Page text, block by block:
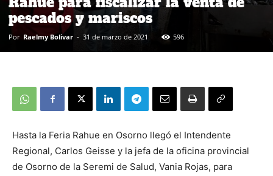
pescados y mariscos
Por Raelmy Bolivar - 31 de marzo de 2021 596
Hasta la Feria Rahue en Osorno llegó el Intendente
Regional, Carlos Geisse y la jefa de la oficina provincial
de Osorno de la Seremi de Salud, Vania Rojas, para